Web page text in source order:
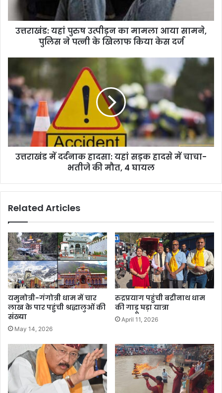
पुलिस
केस
दर्ज
उत्तराखंड: यहां पुरुष उत्पीड़न का मामला आया सामने,
पुलिस ने पत्नी के खिलाफ किया केस दर्ज
दर्दनाक
हादसा:
यहां
सड़क
हादसे
में
चाचा-
भतीजेउत्तराखंड में दर्दनाक हादसा: यहां सड़क हादसे में चाचा-
भतीजे की मौत, 4 घायल
Related Articles
यमुनोत्री-गंगोत्री धाम में चार
लाख के पार पहुंची श्रद्धालुओं की
संख्या
May 14, 2026
रुद्रप्रयाग पहुंची बद्रीनाथ धाम
की गाड़ू घड़ा यात्रा
April 11, 2026